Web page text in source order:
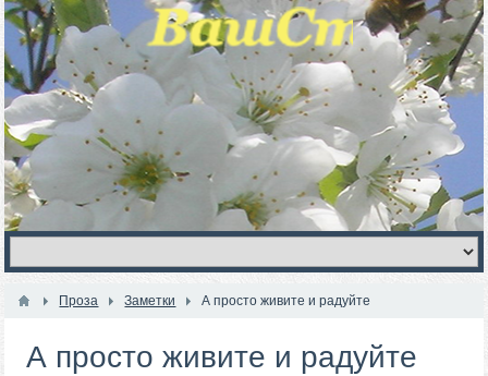
Проза Заметки А просто живите и радуйте
А просто живите и радуйте